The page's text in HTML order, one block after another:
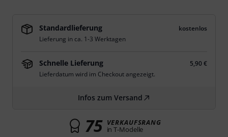
Standardlieferung
kostenlos
Lieferung in ca. 1-3 Werktagen
Schnelle Lieferung
5,90 €
Lieferdatum wird im Checkout angezeigt.
Infos zum Versand
75 VERKAUFSRANG
in T-Modelle